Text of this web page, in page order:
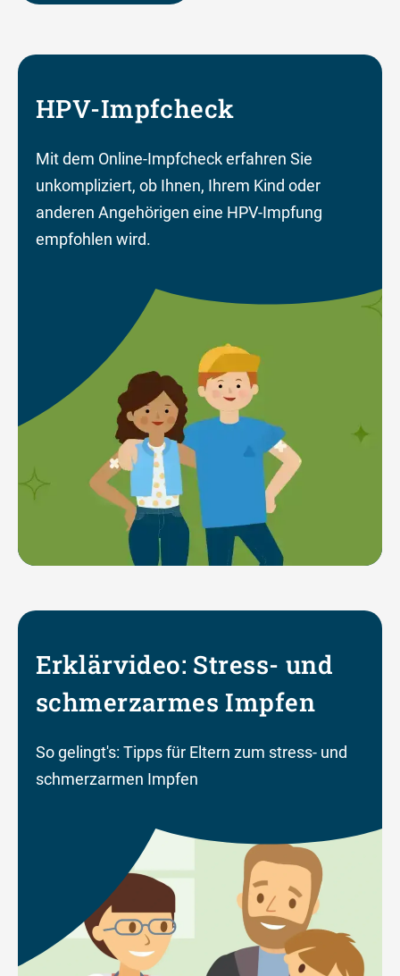
HPV-Impfcheck
Mit dem Online-Impfcheck erfahren Sie
unkompliziert, ob Ihnen, Ihrem Kind oder
anderen Angehörigen eine HPV-Impfung
empfohlen wird.
Erklärvideo: Stress- und
schmerzarmes Impfen
So gelingt's: Tipps für Eltern zum stress- und
schmerzarmen Impfen